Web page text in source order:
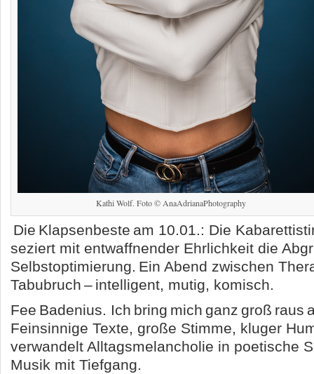
Kathi Wolf. Foto © AnaAdrianaPhotography
Die Klapsenbeste am 10.01.: Die
seziert mit entwaffnender Ehrlichkeit die
Selbstoptimierung. Ein Abend zwischen
Tabubruch – intelligent, mutig, komisch.
Fee Badenius. Ich bring mich ganz groß raus
Feinsinnige Texte, große Stimme, kluger
verwandelt Alltagsmelancholie in poetische
Musik mit Tiefgang.